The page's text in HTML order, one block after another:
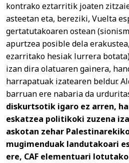
kontrako eztarritik joaten
asteetan eta, bereziki, Vuelta
gertatutakoaren ostean
apurtzea posible dela
ezarritako hesiak lurrera
izan dira olatuaren gainera,
harrapatuak izatearen beldur.
barruan ere nabaria da
diskurtsotik igaro ez arren,
eskatzea politikoki zuzena
askotan zehar
mugimenduak landutakoari
ere, CAF elementuari